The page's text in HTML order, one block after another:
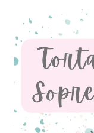
Checkout
Conoceme
Preguntas